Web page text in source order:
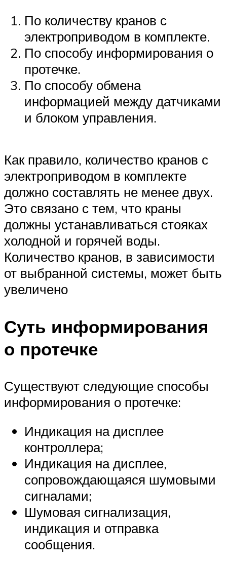
По количеству кранов с
электроприводом в комплекте.
По способу информирования о
протечке.
По способу обмена
информацией между датчиками
и блоком управления.
Как правило, количество кранов с
электроприводом в комплекте
должно составлять не менее двух.
Это связано с тем, что краны
должны устанавливаться стояках
холодной и горячей воды.
Количество кранов, в зависимости
от выбранной системы, может быть
увеличено
Суть информирования
о протечке
Существуют следующие способы
информирования о протечке:
Индикация на дисплее
контроллера;
Индикация на дисплее,
сопровождающаяся шумовыми
сигналами;
Шумовая сигнализация,
индикация и отправка
сообщения.